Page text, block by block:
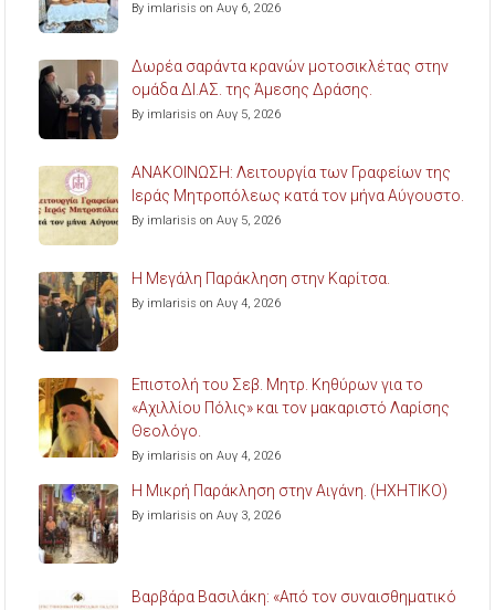
By imlarisis on Αυγ 6, 2026
Δωρέα σαράντα κρανών μοτοσικλέτας στην
ομάδα ΔΙ.ΑΣ. της Άμεσης Δράσης.
By imlarisis on Αυγ 5, 2026
ΑΝΑΚΟΙΝΩΣΗ: Λειτουργία των Γραφείων της
Ιεράς Μητροπόλεως κατά τον μήνα Αύγουστο.
By imlarisis on Αυγ 5, 2026
Η Μεγάλη Παράκληση στην Καρίτσα.
By imlarisis on Αυγ 4, 2026
Επιστολή του Σεβ. Μητρ. Κηθύρων για το
«Αχιλλίου Πόλις» και τον μακαριστό Λαρίσης
Θεολόγο.
By imlarisis on Αυγ 4, 2026
Η Μικρή Παράκληση στην Αιγάνη. (ΗΧΗΤΙΚΟ)
By imlarisis on Αυγ 3, 2026
Βαρβάρα Βασιλάκη: «Από τον συναισθηματικό